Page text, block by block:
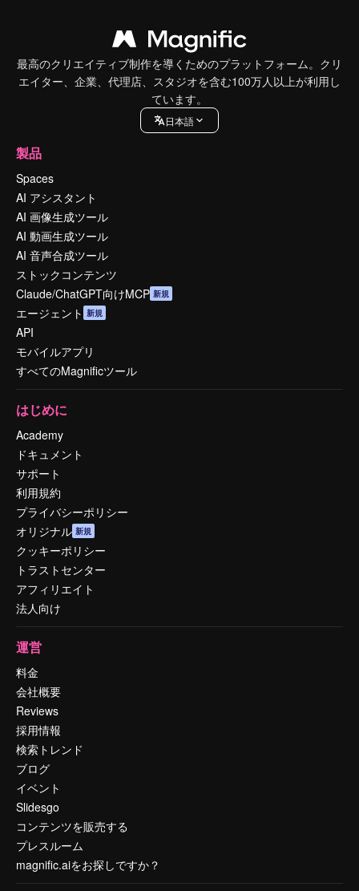
最高のクリエイティブ制作を導くためのプラットフォーム。クリ
エイター、企業、代理店、スタジオを含む100万人以上が利用し
ています。
日本語
製品
Spaces
AI アシスタント
AI 画像生成ツール
AI 動画生成ツール
AI 音声合成ツール
ストックコンテンツ
Claude/ChatGPT向けMCP 新規
エージェント 新規
API
モバイルアプリ
すべてのMagnificツール
はじめに
Academy
ドキュメント
サポート
利用規約
プライバシーポリシー
オリジナル 新規
クッキーポリシー
トラストセンター
アフィリエイト
法人向け
運営
料金
会社概要
Reviews
採用情報
検索トレンド
ブログ
イベント
Slidesgo
コンテンツを販売する
プレスルーム
magnific.aiをお探しですか？